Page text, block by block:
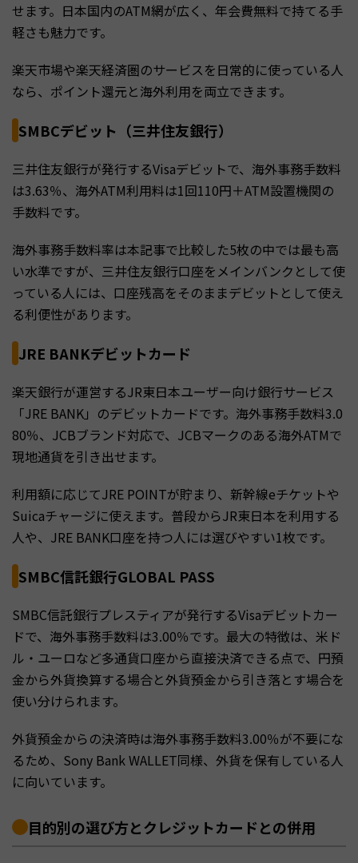
せます。日本国内のATM網が広く、年会費無料で持てる手
軽さも魅力です。
楽天市場や楽天経済圏のサービスを日常的に使っている人
なら、ポイント還元と海外利用を両立できます。
SMBCデビット（三井住友銀行）
三井住友銀行が発行するVisaデビットで、海外事務手数料
は3.63％、海外ATM利用料は1回110円＋ATM設置機関の
手数料です。
海外事務手数料率は本記事で比較した5枚の中では最も高
い水準ですが、三井住友銀行口座をメインバンクとして使
っている人には、口座残高をそのままデビットとして使え
る利便性があります。
JRE BANKデビットカード
楽天銀行が運営するJR東日本ユーザー向け銀行サービス
「JRE BANK」のデビットカードです。海外事務手数料3.0
80％、JCBブランド対応で、JCBマークのある海外ATMで
現地通貨を引き出せます。
利用額に応じてJRE POINTが貯まり、新幹線eチケットや
Suicaチャージに使えます。普段からJR東日本を利用する
人や、JRE BANK口座を持つ人には選びやすい1枚です。
SMBC信託銀行GLOBAL PASS
SMBC信託銀行プレスティアが発行するVisaデビットカー
ドで、海外事務手数料は3.00％です。最大の特徴は、米ド
ル・ユーロなど多通貨口座から直接決済できる点で、円預
金から外貨換算する場合と外貨預金から引き落とす場合を
使い分けられます。
外貨預金からの決済時は海外事務手数料3.00％が不要にな
るため、Sony Bank WALLET同様、外貨を保有している人
に向いています。
目的別の選び方とクレジットカードとの併用